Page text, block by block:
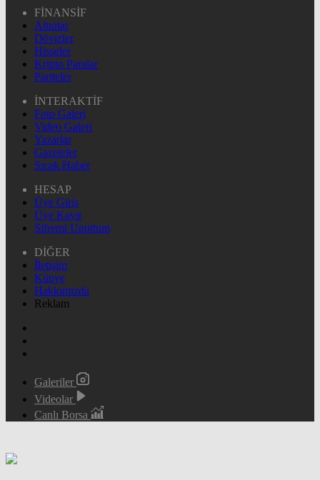
FİNANSİF
Altınlar
Dövizler
Hisseler
Kripto Paralar
Pariteler
İNTERAKTİF
Foto Galeri
Video Galeri
Yazarlar
Gazeteler
Sıcak Haber
HESAP
Üye Giriş
Üye Kayıt
Şifremi Unuttum
DİĞER
İletişim
Künye
Hakkımızda
Reklam
Galeriler
Videolar
Canlı Borsa